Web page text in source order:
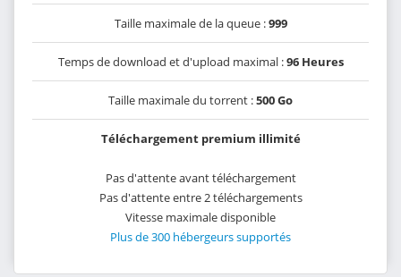
Taille maximale de la queue :999
Temps de download et d'upload maximal :96 Heures
Taille maximale du torrent :500 Go
Téléchargement premium illimité
Pas d'attente avant téléchargement
Pas d'attente entre 2 téléchargements
Vitesse maximale disponible
Plus de 300 hébergeurs supportés